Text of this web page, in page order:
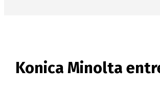
Konica Minolta